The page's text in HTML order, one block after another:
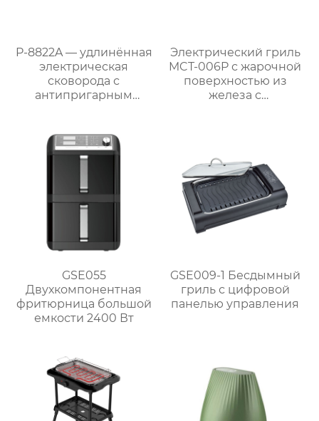
P-8822A — удлинённая
электрическая
сковорода с
антипригарным
съёмным поддоном
для жира
Электрический гриль
MCT-006P с жарочной
поверхностью из
железа с
GSE055
Двухкомпонентная
фритюрница большой
емкости 2400 Вт
GSE009-1 Бесдымный
гриль с цифровой
панелью управления